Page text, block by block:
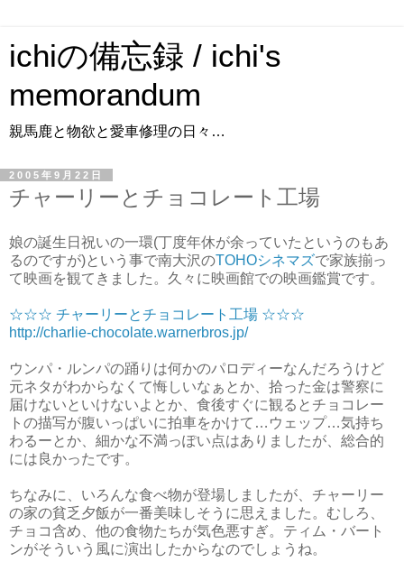
ichiの備忘録 / ichi's
memorandum
親馬鹿と物欲と愛車修理の日々…
2005年9月22日
チャーリーとチョコレート工場
娘の誕生日祝いの一環(丁度年休が余っていたというのもあ
るのですが)という事で南大沢のTOHOシネマズで家族揃っ
て映画を観てきました。久々に映画館での映画鑑賞です。
☆☆☆ チャーリーとチョコレート工場 ☆☆☆
http://charlie-chocolate.warnerbros.jp/
ウンパ・ルンパの踊りは何かのパロディーなんだろうけど
元ネタがわからなくて悔しいなぁとか、拾った金は警察に
届けないといけないよとか、食後すぐに観るとチョコレー
トの描写が腹いっぱいに拍車をかけて…ウェップ…気持ち
わるーとか、細かな不満っぽい点はありましたが、総合的
には良かったです。
ちなみに、いろんな食べ物が登場しましたが、チャーリー
の家の貧乏夕飯が一番美味しそうに思えました。むしろ、
チョコ含め、他の食物たちが気色悪すぎ。ティム・バート
ンがそういう風に演出したからなのでしょうね。